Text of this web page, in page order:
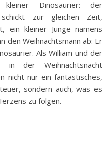
Dinosaurier: der
schickt zur gleichen Zeit,
ein kleiner Junge namens
den Weihnachtsmann ab: Er
Als William und der
in der Weihnachtsnacht
nicht nur ein fantastisches,
sondern auch, was es
zu folgen.